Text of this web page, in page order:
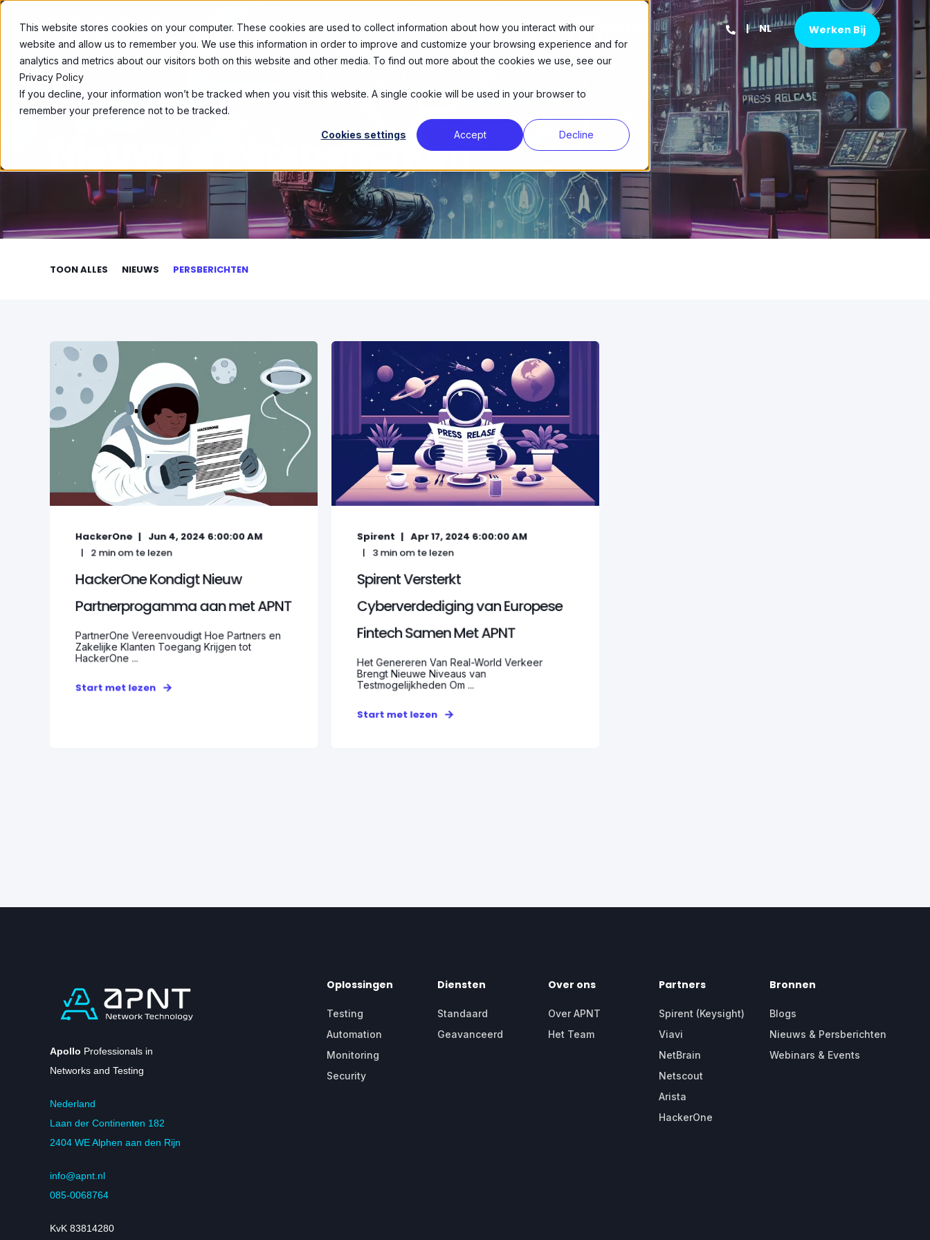
This website stores cookies on your computer. These cookies are used to collect information about how you interact with our
website and allow us to remember you. We use this information in order to improve and customize your browsing experience and for
analytics and metrics about our visitors both on this website and other media. To find out more about the cookies we use, see our
Privacy Policy
If you decline, your information won’t be tracked when you visit this website. A single cookie will be used in your browser to
remember your preference not to be tracked.
Cookies settings Accept Decline
OPLOSSINGEN DIENSTEN OVER ONS AGENDA NL Werken Bij
Nieuws & Persberichten
TOON ALLES NIEUWS PERSBERICHTEN
HackerOne
Jun 4, 2024 6:00:00 AM
2 min om te lezen
HackerOne Kondigt Nieuw
Partnerprogamma aan met APNT
PartnerOne Vereenvoudigt Hoe Partners en
Zakelijke Klanten Toegang Krijgen tot
HackerOne ...
Start met lezen
Spirent
Apr 17, 2024 6:00:00 AM
3min om te lezen
Spirent Versterkt
Cyberverdediging van Europese
Fintech Samen Met APNT
Het Genereren Van Real-World Verkeer
Brengt Nieuwe Niveaus van
Testmogelijkheden Om ...
Start met lezen
Apollo Professionals in
Networks and Testing
Nederland
Laan der Continenten 182
2404 WE Alphen aan den Rijn
info@apnt.nl
085-0068764
KvK 83814280
Oplossingen
Testing
Automation
Monitoring
Security
Diensten
Standaard
Geavanceerd
Over ons
Over APNT
Het Team
Partners
Spirent (Keysight)
Viavi
NetBrain
Netscout
Arista
HackerOne
Bronnen
Blogs
Nieuws & Persberichten
Webinars & Events